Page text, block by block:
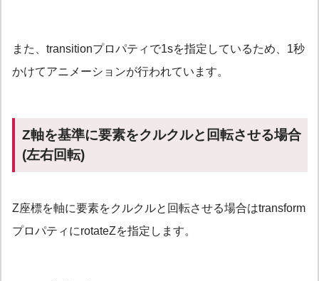
また、transitionプロパティで1sを指定しているため、1秒
かけてアニメーションが行われています。
Z軸を基準に要素をクルクルと回転させる場合
(左右回転)
Z座標を軸に要素をクルクルと回転させる場合はtransform
プロパティにrotateZを指定します。